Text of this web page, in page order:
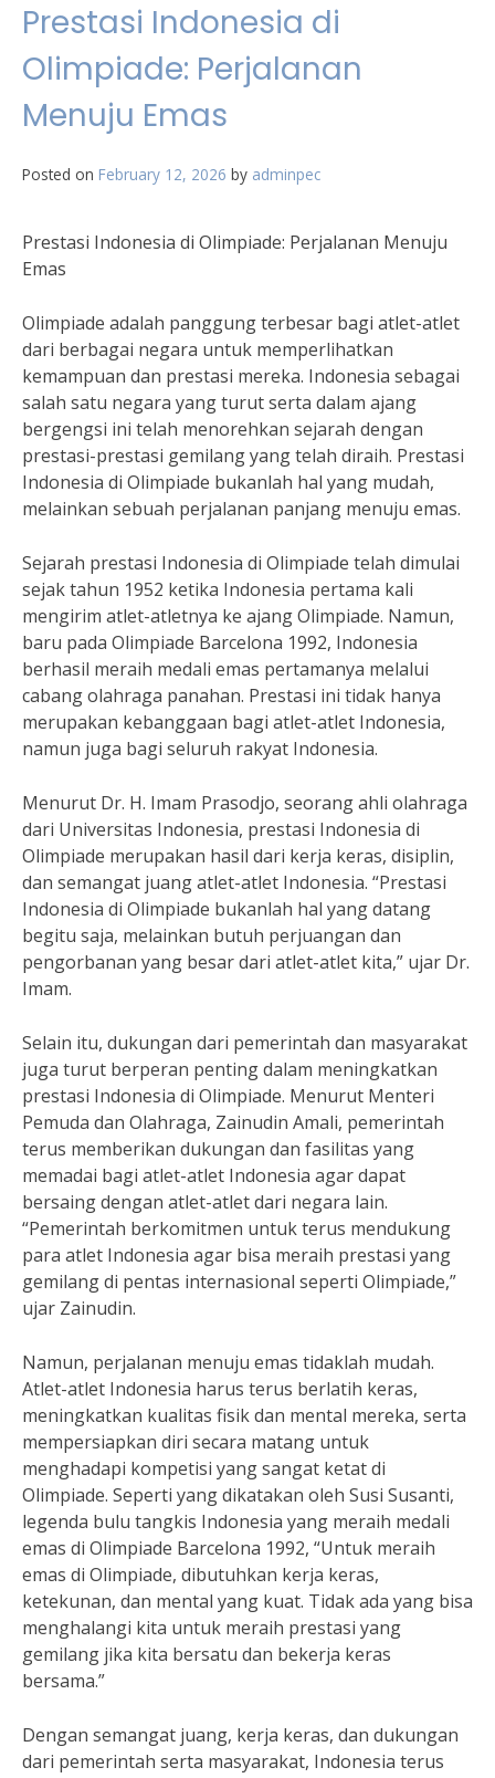
Prestasi Indonesia di
Olimpiade: Perjalanan
Menuju Emas
Posted on February 12, 2026 by adminpec
Prestasi Indonesia di Olimpiade: Perjalanan Menuju
Emas
Olimpiade adalah panggung terbesar bagi atlet-atlet
dari berbagai negara untuk memperlihatkan
kemampuan dan prestasi mereka. Indonesia sebagai
salah satu negara yang turut serta dalam ajang
bergengsi ini telah menorehkan sejarah dengan
prestasi-prestasi gemilang yang telah diraih. Prestasi
Indonesia di Olimpiade bukanlah hal yang mudah,
melainkan sebuah perjalanan panjang menuju emas.
Sejarah prestasi Indonesia di Olimpiade telah dimulai
sejak tahun 1952 ketika Indonesia pertama kali
mengirim atlet-atletnya ke ajang Olimpiade. Namun,
baru pada Olimpiade Barcelona 1992, Indonesia
berhasil meraih medali emas pertamanya melalui
cabang olahraga panahan. Prestasi ini tidak hanya
merupakan kebanggaan bagi atlet-atlet Indonesia,
namun juga bagi seluruh rakyat Indonesia.
Menurut Dr. H. Imam Prasodjo, seorang ahli olahraga
dari Universitas Indonesia, prestasi Indonesia di
Olimpiade merupakan hasil dari kerja keras, disiplin,
dan semangat juang atlet-atlet Indonesia. “Prestasi
Indonesia di Olimpiade bukanlah hal yang datang
begitu saja, melainkan butuh perjuangan dan
pengorbanan yang besar dari atlet-atlet kita,” ujar Dr.
Imam.
Selain itu, dukungan dari pemerintah dan masyarakat
juga turut berperan penting dalam meningkatkan
prestasi Indonesia di Olimpiade. Menurut Menteri
Pemuda dan Olahraga, Zainudin Amali, pemerintah
terus memberikan dukungan dan fasilitas yang
memadai bagi atlet-atlet Indonesia agar dapat
bersaing dengan atlet-atlet dari negara lain.
“Pemerintah berkomitmen untuk terus mendukung
para atlet Indonesia agar bisa meraih prestasi yang
gemilang di pentas internasional seperti Olimpiade,”
ujar Zainudin.
Namun, perjalanan menuju emas tidaklah mudah.
Atlet-atlet Indonesia harus terus berlatih keras,
meningkatkan kualitas fisik dan mental mereka, serta
mempersiapkan diri secara matang untuk
menghadapi kompetisi yang sangat ketat di
Olimpiade. Seperti yang dikatakan oleh Susi Susanti,
legenda bulu tangkis Indonesia yang meraih medali
emas di Olimpiade Barcelona 1992, “Untuk meraih
emas di Olimpiade, dibutuhkan kerja keras,
ketekunan, dan mental yang kuat. Tidak ada yang bisa
menghalangi kita untuk meraih prestasi yang
gemilang jika kita bersatu dan bekerja keras
bersama.”
Dengan semangat juang, kerja keras, dan dukungan
dari pemerintah serta masyarakat, Indonesia terus